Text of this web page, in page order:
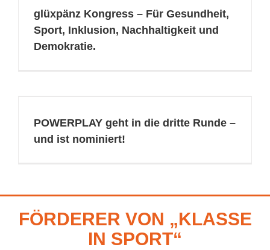
glüxpänz Kongress – Für Gesundheit,
Sport, Inklusion, Nachhaltigkeit und
Demokratie.
POWERPLAY geht in die dritte Runde –
und ist nominiert!
FÖRDERER VON „KLASSE
IN SPORT“